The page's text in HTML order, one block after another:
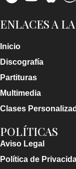
ENLACES A
Inicio
Discografía
Partituras
Multimedia
Clases
POLÍTICAS
Aviso Legal
Política de